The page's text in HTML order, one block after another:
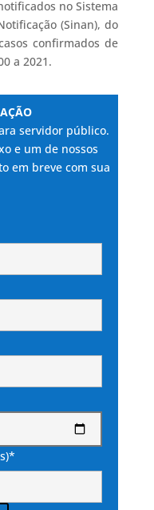
no Sistema
(Sinan), do
confirmados de
a 2021.
servidor público.
e um de nossos
em breve com sua